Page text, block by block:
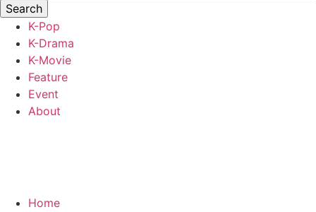
K-Pop
K-Drama
K-Movie
Feature
Event
About
Home